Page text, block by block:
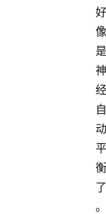
好
像
是
神
经
自
动
平
衡
了
。